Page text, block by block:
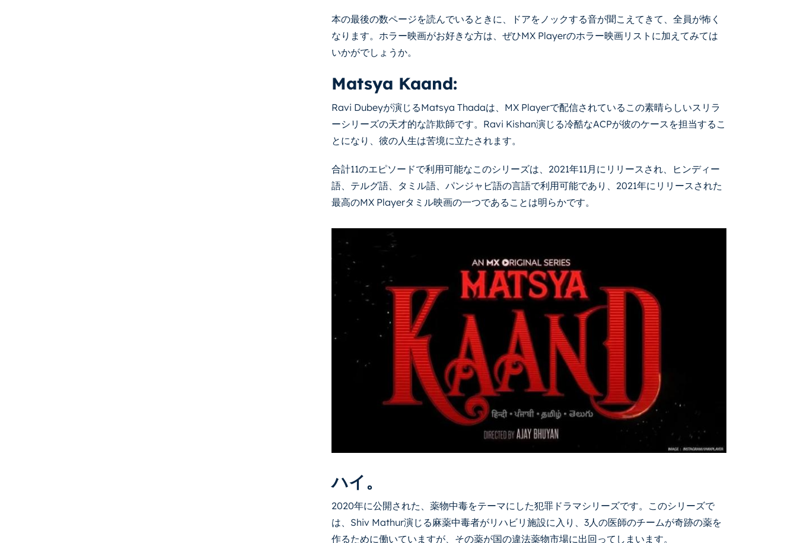
本の最後の数ページを読んでいるときに、ドアをノックする音が聞こえてきて、全員が怖く
なります。ホラー映画がお好きな方は、ぜひMX Playerのホラー映画リストに加えてみては
いかがでしょうか。
Matsya Kaand:
Ravi Dubeyが演じるMatsya Thadaは、MX Playerで配信されているこの素晴らしいスリラ
ーシリーズの天才的な詐欺師です。Ravi Kishan演じる冷酷なACPが彼のケースを担当するこ
とになり、彼の人生は苦境に立たされます。
合計11のエピソードで利用可能なこのシリーズは、2021年11月にリリースされ、ヒンディー
語、テルグ語、タミル語、パンジャビ語の言語で利用可能であり、2021年にリリースされた
最高のMX Playerタミル映画の一つであることは明らかです。
ハイ。
2020年に公開された、薬物中毒をテーマにした犯罪ドラマシリーズです。このシリーズで
は、Shiv Mathur演じる麻薬中毒者がリハビリ施設に入り、3人の医師のチームが奇跡の薬を
作るために働いていますが、その薬が国の違法薬物市場に出回ってしまいます。